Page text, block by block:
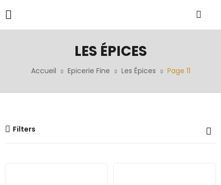
LES ÉPICES
Accueil Epicerie Fine Les Épices Page 11
Filters